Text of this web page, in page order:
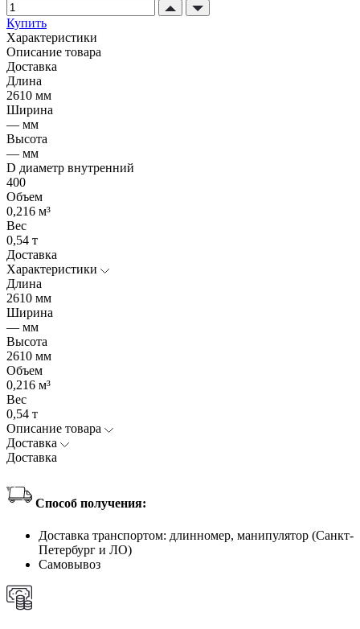
Купить
Характеристики
Описание товара
Доставка
Длина
2610 мм
Ширина
— мм
Высота
— мм
D диаметр внутренний
400
Объем
0,216 м³
Вес
0,54 т
Доставка
Характеристики
Длина
2610 мм
Ширина
— мм
Высота
2610 мм
Объем
0,216 м³
Вес
0,54 т
Описание товара
Доставка
Доставка
Способ получения:
Доставка транспортом: длинномер, манипулятор (Санкт-
Петербург и ЛО)
Самовывоз